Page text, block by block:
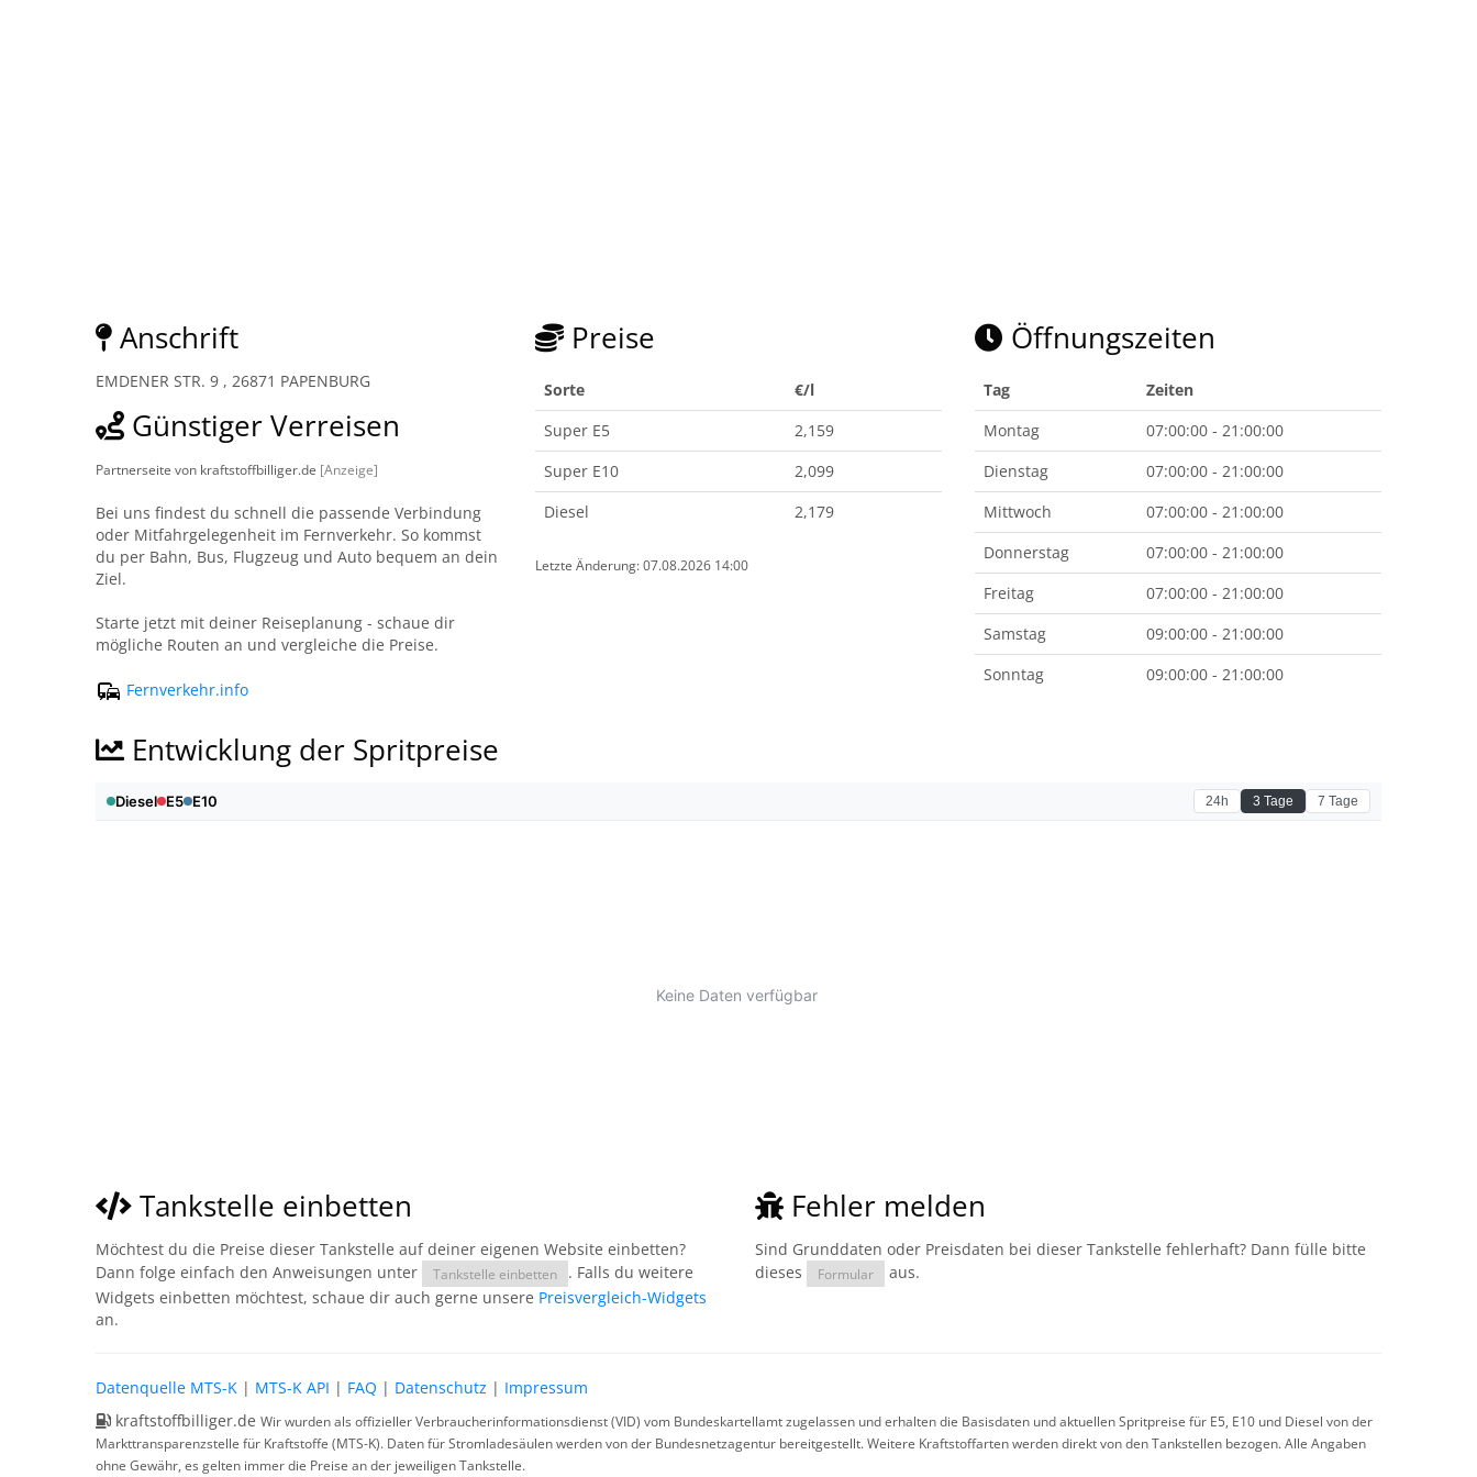
Anschrift
EMDENER STR. 9 , 26871 PAPENBURG
Günstiger Verreisen
Partnerseite von kraftstoffbilliger.de [Anzeige]
Bei uns findest du schnell die passende Verbindung
oder Mitfahrgelegenheit im Fernverkehr. So kommst
du per Bahn, Bus, Flugzeug und Auto bequem an dein
Ziel.
Starte jetzt mit deiner Reiseplanung - schaue dir
mögliche Routen an und vergleiche die Preise.
Fernverkehr.info
Preise
Sorte
€/l
Super E5
2,159
Super E10
2,099
Diesel
2,179
Letzte Änderung: 07.08.2026 14:00
Öffnungszeiten
Tag
Zeiten
Montag
07:00:00 - 21:00:00
Dienstag
07:00:00 - 21:00:00
Mittwoch
07:00:00 - 21:00:00
Donnerstag
07:00:00 - 21:00:00
Freitag
07:00:00 - 21:00:00
Samstag
09:00:00 - 21:00:00
Sonntag
09:00:00 - 21:00:00
Entwicklung der Spritpreise
Tankstelle einbetten
Möchtest du die Preise dieser Tankstelle auf deiner eigenen Website einbetten?
Dann folge einfach den Anweisungen unter
Tankstelle einbetten
. Falls du weitere
Widgets einbetten möchtest, schaue dir auch gerne unsere Preisvergleich-Widgets
an.
Fehler melden
Sind Grunddaten oder Preisdaten bei dieser Tankstelle fehlerhaft? Dann fülle bitte
dieses
Formular aus.
Datenquelle MTS-K | MTS-K API | FAQ | Datenschutz | Impressum
kraftstoffbilliger.de Wir wurden als offizieller Verbraucherinformationsdienst (VID) vom Bundeskartellamt zugelassen und erhalten die Basisdaten und aktuellen Spritpreise für E5, E10 und Diesel von der
Markttransparenzstelle für Kraftstoffe (MTS-K). Daten für Stromladesäulen werden von der Bundesnetzagentur bereitgestellt. Weitere Kraftstoffarten werden direkt von den Tankstellen bezogen. Alle Angaben
ohne Gewähr, es gelten immer die Preise an der jeweiligen Tankstelle.